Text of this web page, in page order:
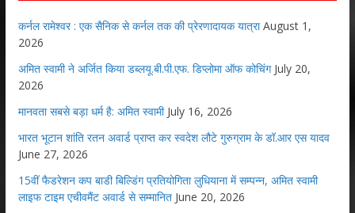
कर्नल रामेश्वर : एक सैनिक से कर्नल तक की प्रेरणादायक यात्रा August 1,
2026
अमित स्वामी ने अर्जित किया डब्लयू.बी.पी.एफ. डिप्लोमा ऑफ कोचिंग July 20,
2026
मानवता सबसे बड़ा धर्म है: अमित स्वामी July 16, 2026
भारत भूटान शांति रतन अवार्ड प्राप्त कर स्वदेश लौटे गुरुग्राम के डॉ.आर एस यादव
June 27, 2026
15वीं फैडरेशन कप बाडी बिल्डिंग प्रतियोगिता लुधियाना में सम्पन्न, अमित स्वामी
लाइफ टाइम एचीवमैंट अवार्ड से सम्मानित June 20, 2026